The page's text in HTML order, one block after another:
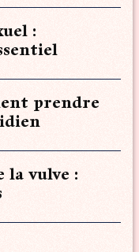
:
prendre
la vulve :